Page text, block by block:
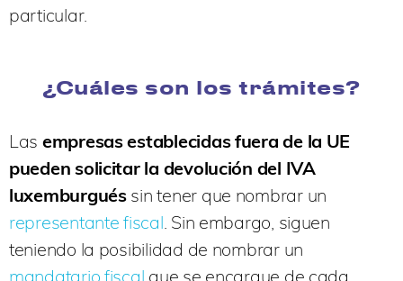
particular.
¿Cuáles son los trámites?
Las empresas establecidas fuera de la UE
pueden solicitar la devolución del IVA
luxemburguéssin tener que nombrar un
representante fiscal . Sin embargo, siguen
teniendo la posibilidad de nombrar un
mandatario fiscal que se encargue de cada